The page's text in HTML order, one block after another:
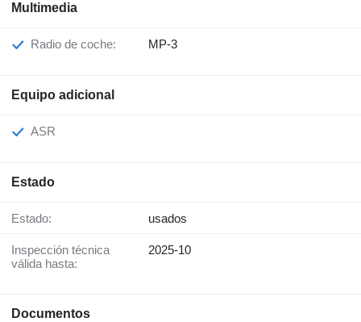
Multimedia
Radio de coche: MP-3
Equipo adicional
ASR
Estado
Estado: usados
Inspección técnica
válida hasta:
2025-10
Documentos